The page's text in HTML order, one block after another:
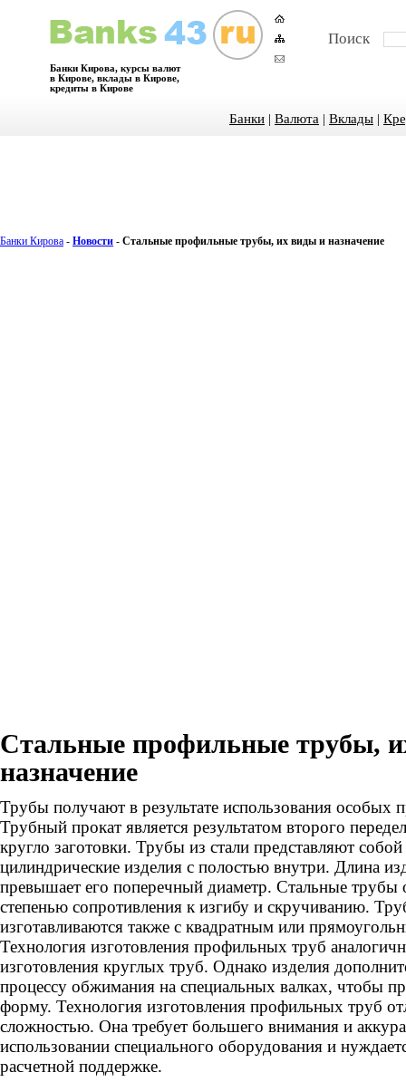
Банки Кирова, курсы валют
в Кирове, вклады в Кирове,
кредиты в Кирове
Поиск
Банки | Валюта | Вклады |
Банки Кирова - Новости - Стальные профильные трубы, их виды и назначение
Стальные профильные трубы,
назначение
Трубы получают в результате использования особых
Трубный прокат является результатом второго
кругло заготовки. Трубы из стали представляют
цилиндрические изделия с полостью внутри. Длина
превышает его поперечный диаметр. Стальные трубы
степенью сопротивления к изгибу и скручиванию.
изготавливаются также с квадратным или
Технология изготовления профильных труб
изготовления круглых труб. Однако изделия
процессу обжимания на специальных валках, чтобы
форму. Технология изготовления профильных труб
сложностью. Она требует большего внимания и
использовании специального оборудования и
расчетной поддержке.